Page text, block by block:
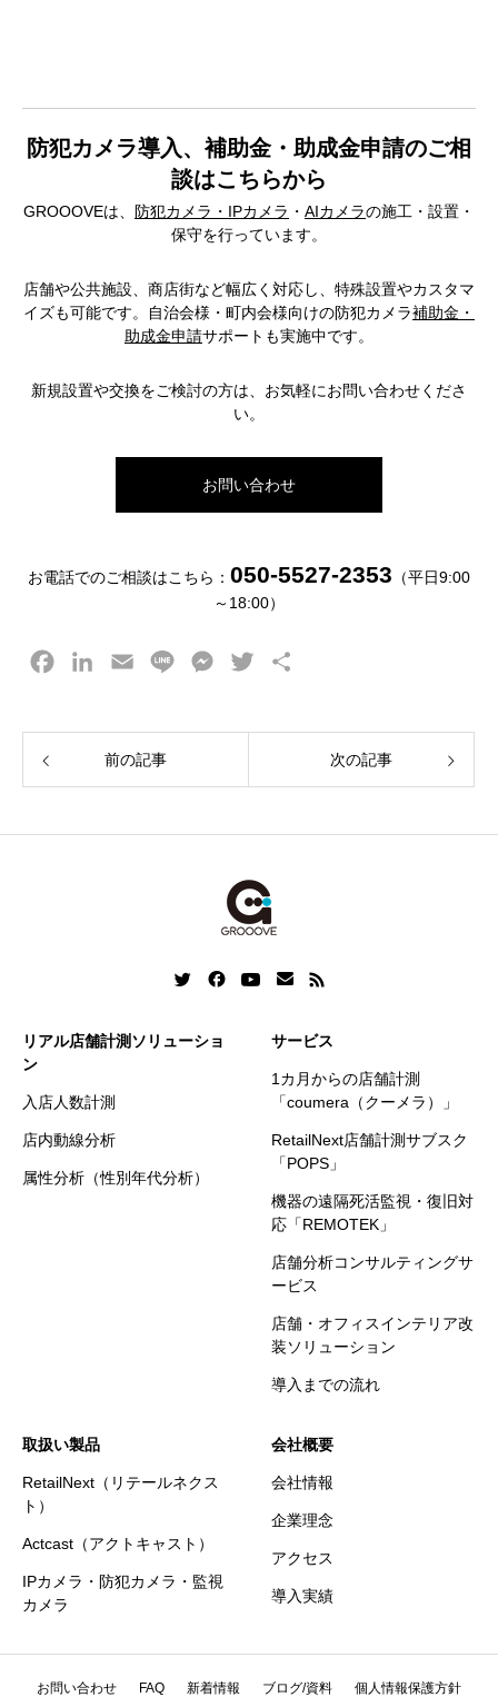
防犯カメラ導入、補助金・助成金申請のご相
談はこちらから
GROOOVEは、 防犯カメラ・IPカメラ ・ AIカメラの施工・設置・
保守を行っています。
店舗や公共施設、商店街など幅広く対応し、特殊設置やカスタマ
イズも可能です。自治会様・町内会様向けの防犯カメラ補助金・
助成金申請サポートも実施中です。
新規設置や交換をご検討の方は、お気軽にお問い合わせくださ
い。
お問い合わせ
お電話でのご相談はこちら： 050-5527-2353 （平日9:00
～18:00）
b
k
e
i
l
M
e
t
前の記事 次の記事
リアル店舗計測ソリューショ
ン
入店人数計測
店内動線分析
属性分析（性別年代分析）
サービス
1カ月からの店舗計測
「coumera（クーメラ）」
RetailNext店舗計測サブスク
「POPS」
機器の遠隔死活監視・復旧対
応「REMOTEK」
店舗分析コンサルティングサ
ービス
店舗・オフィスインテリア改
装ソリューション
導入までの流れ
取扱い製品
RetailNext（リテールネクス
ト）
Actcast（アクトキャスト）
IPカメラ・防犯カメラ・監視
カメラ
会社概要
会社情報
企業理念
アクセス
導入実績
お問い合わせ FAQ 新着情報 ブログ/資料 個人情報保護方針